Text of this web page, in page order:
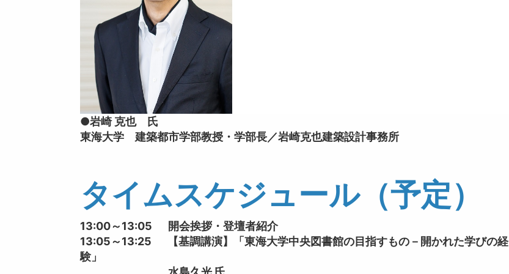
●岩崎 克也 氏
東海大学 建築都市学部教授・学部長／岩崎克也建築設計事務所
タイムスケジュール（予定）
13:00～13:05 開会挨拶・登壇者紹介
13:05～13:25 【基調講演】「東海大学中央図書館の目指すもの－開かれた学びの経
験」